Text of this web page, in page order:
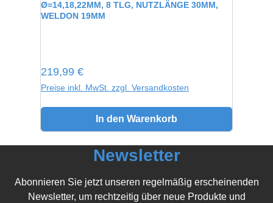
Ø=14,18,22MM, 8 TLG, NUTZLÄNGE 30MM,
WELDON 19MM
Regulärer Preis:
219,99 €
Preise inkl. MwSt. zzgl. Versandkosten
In den Warenkorb
Newsletter
Abonnieren Sie jetzt unseren regelmäßig erscheinenden
Newsletter, um rechtzeitig über neue Produkte und